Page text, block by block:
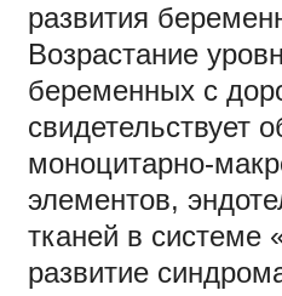
развития
Возрастание
беременных с
свидетельствует
моноцитарно-
элементов,
тканей в
развитие